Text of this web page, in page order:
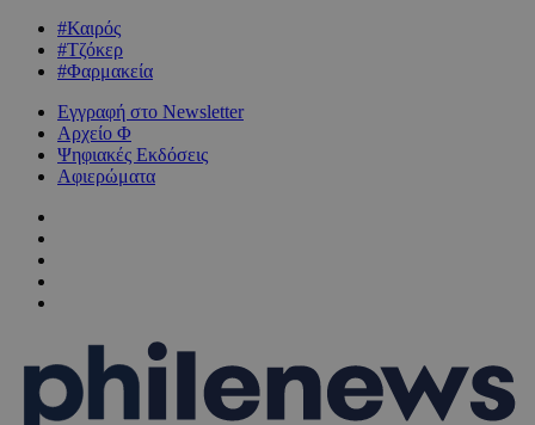
#Καιρός
#Τζόκερ
#Φαρμακεία
Εγγραφή στο Newsletter
Αρχείο Φ
Ψηφιακές Εκδόσεις
Αφιερώματα